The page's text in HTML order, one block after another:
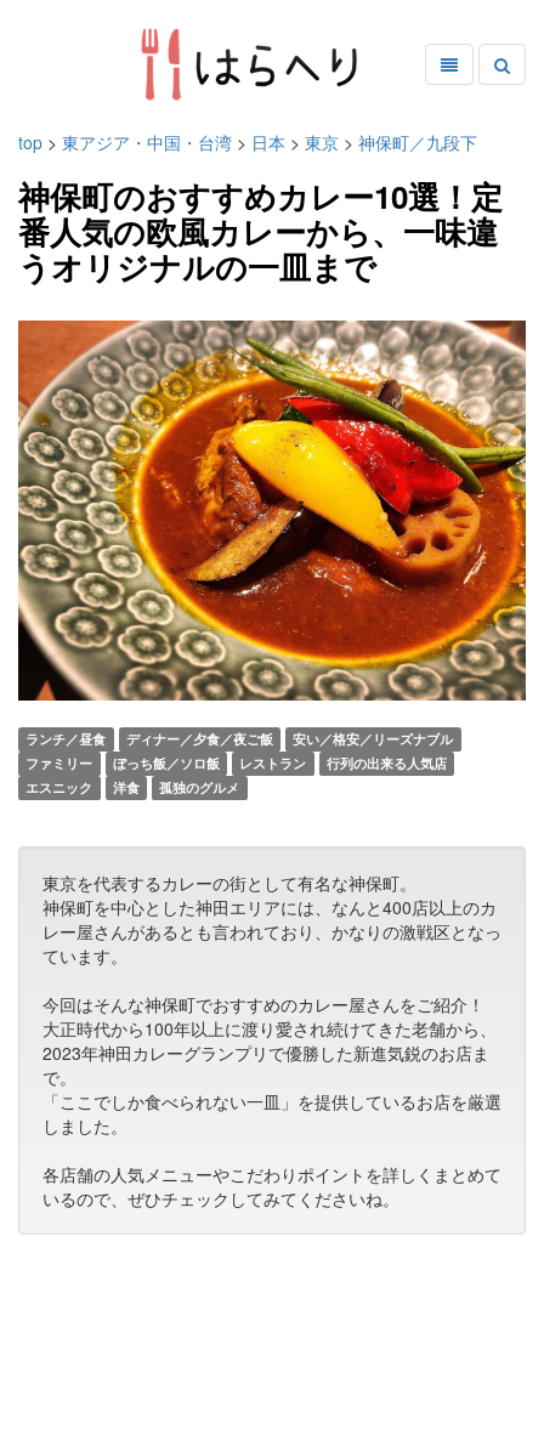
top > 東アジア・中国・台湾 > 日本 > 東京 > 神保町／九段下
神保町のおすすめカレー10選！定
番人気の欧風カレーから、一味違
うオリジナルの一皿まで
ランチ／昼食 ディナー／夕食／夜ご飯
安い／格安／リーズナブル
ファミリー
ぼっち飯／ソロ飯 レストラン
行列の出来る人気店
エスニック
洋食 孤独のグルメ
東京を代表するカレーの街として有名な神保町。
神保町を中心とした神田エリアには、なんと400店以上のカ
レー屋さんがあるとも言われており、かなりの激戦区となっ
ています。
今回はそんな神保町でおすすめのカレー屋さんをご紹介！
大正時代から100年以上に渡り愛され続けてきた老舗から、
2023年神田カレーグランプリで優勝した新進気鋭のお店ま
で。
「ここでしか食べられない一皿」を提供しているお店を厳選
しました。
各店舗の人気メニューやこだわりポイントを詳しくまとめて
いるので、ぜひチェックしてみてくださいね。